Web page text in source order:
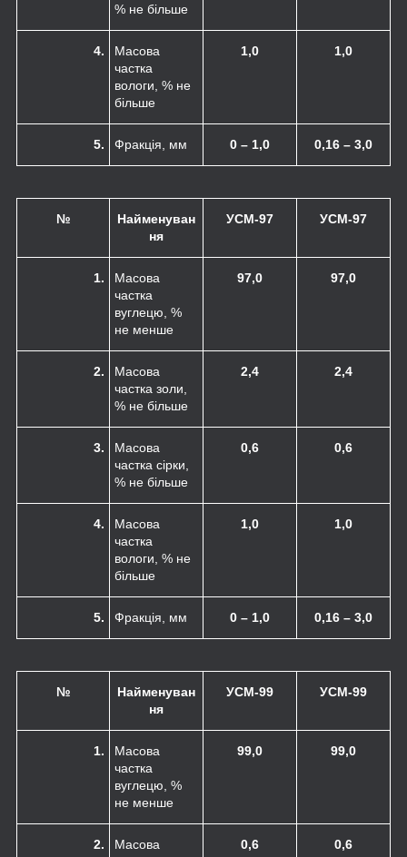
% не більше
4.
Масова
частка
вологи, % не
більше
1,0 1,0
5. Фракція, мм 0 – 1,0 0,16 – 3,0
№
Найменуван
ня
УСМ-97 УСМ-97
1.
Масова
частка
вуглецю, %
не менше
97,0 97,0
2.
Масова
частка золи,
% не більше
2,4 2,4
3.
Масова
частка сірки,
% не більше
0,6 0,6
4.
Масова
частка
вологи, % не
більше
1,0 1,0
5. Фракція, мм 0 – 1,0 0,16 – 3,0
№
Найменуван
ня
УСМ-99 УСМ-99
1.
Масова
частка
вуглецю, %
не менше
99,0 99,0
2.
Масова
0,6 0,6